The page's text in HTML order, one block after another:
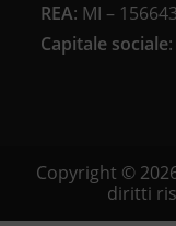
REA: MI –
Capitale sociale
Copyright ©
diritti